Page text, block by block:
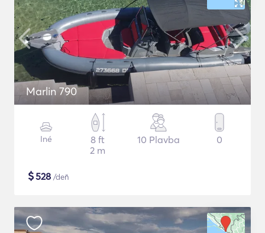
Marlin 790
Iné
8 ft
2 m
10 Plavba 0
$528 /deň